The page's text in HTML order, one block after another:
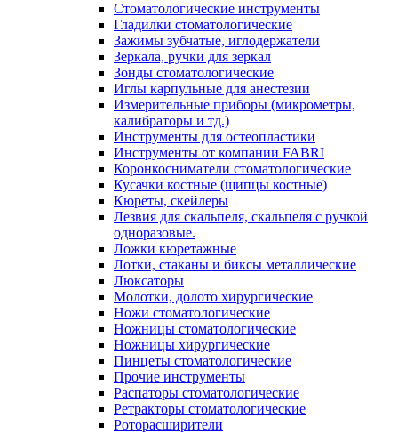
Стоматологические инструменты
Гладилки стоматологические
Зажимы зубчатые, иглодержатели
Зеркала, ручки для зеркал
Зонды стоматологические
Иглы карпульные для анестезии
Измерительные приборы (микрометры,
калибраторы и тд.)
Инструменты для остеопластики
Инструменты от компании FABRI
Коронкосниматели стоматологические
Кусачки костные (щипцы костные)
Кюреты, скейлеры
Лезвия для скальпеля, скальпеля с ручкой
одноразовые.
Ложки кюретажные
Лотки, стаканы и биксы металлические
Люксаторы
Молотки, долото хирургические
Ножи стоматологические
Ножницы стоматологические
Ножницы хирургические
Пинцеты стоматологические
Прочие инструменты
Распаторы стоматологические
Ретракторы стоматологические
Роторасширители